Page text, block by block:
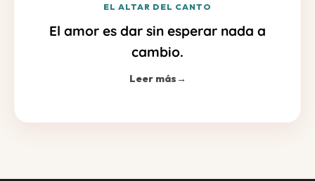
EL ALTAR DEL CANTO
El amor es dar sin esperar nada a
cambio.
Leer más→